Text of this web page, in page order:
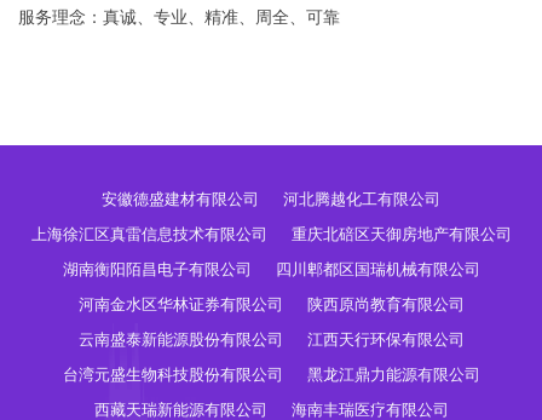
服务理念：真诚、专业、精准、周全、可靠
安徽德盛建材有限公司
河北腾越化工有限公司
上海徐汇区真雷信息技术有限公司
重庆北碚区天御房地产有限公司
湖南衡阳陌昌电子有限公司
四川郫都区国瑞机械有限公司
河南金水区华林证券有限公司
陕西原尚教育有限公司
云南盛泰新能源股份有限公司
江西天行环保有限公司
台湾元盛生物科技股份有限公司
黑龙江鼎力能源有限公司
西藏天瑞新能源有限公司
海南丰瑞医疗有限公司